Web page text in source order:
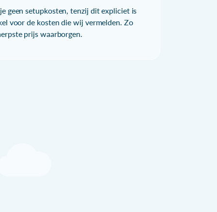
geen setupkosten, tenzij dit expliciet is
voor de kosten die wij vermelden. Zo
prijs waarborgen.